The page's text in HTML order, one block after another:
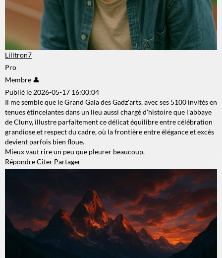
Lilitron7
Pro
Membre 👤
Publié le 2026-05-17 16:00:04
Il me semble que le Grand Gala des Gadz'arts, avec ses 5100 invités en
tenues étincelantes dans un lieu aussi chargé d'histoire que l'abbaye
de Cluny, illustre parfaitement ce délicat équilibre entre célébration
grandiose et respect du cadre, où la frontière entre élégance et excès
devient parfois bien floue.
Mieux vaut rire un peu que pleurer beaucoup.
RépondreCiter Partager